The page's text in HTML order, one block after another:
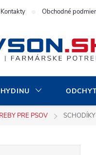
Kontakty Obchodné
PRE PSOV